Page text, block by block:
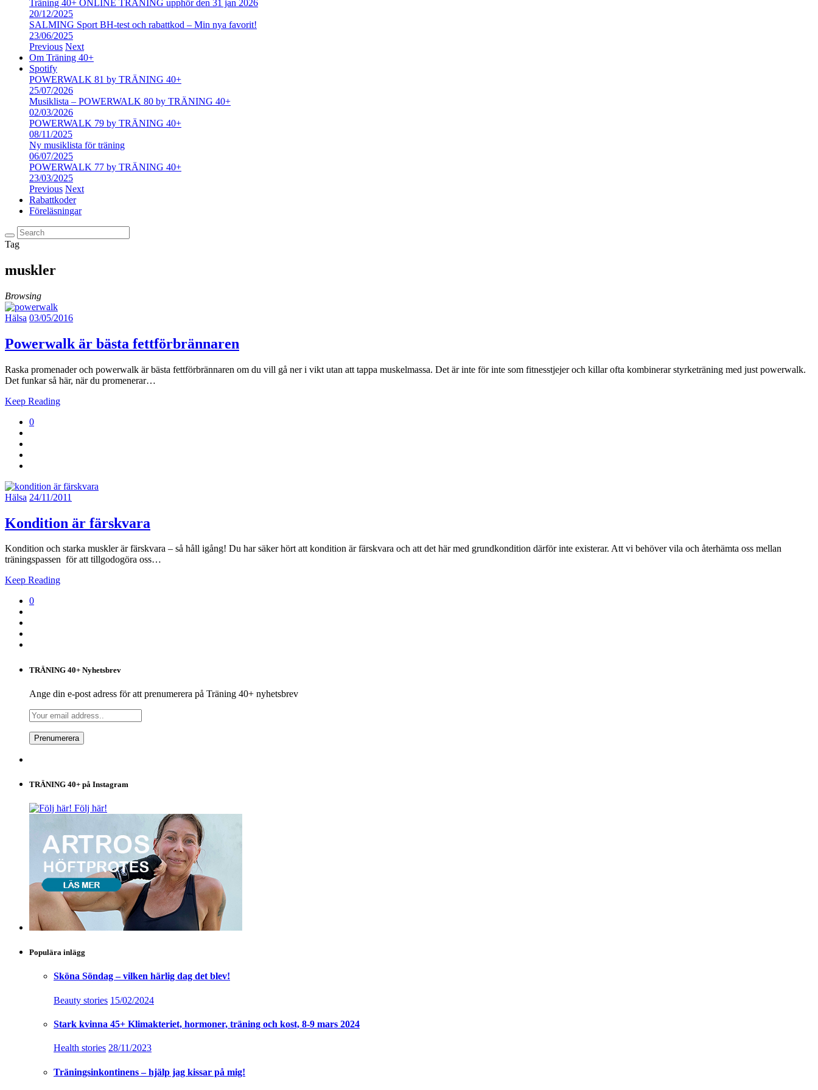
Träning 40+ ONLINE TRÄNING upphör den 31 jan 2026
20/12/2025
SALMING Sport BH-test och rabattkod – Min nya favorit!
23/06/2025
Previous Next
Om Träning 40+
Spotify
POWERWALK 81 by TRÄNING 40+
25/07/2026
Musiklista – POWERWALK 80 by TRÄNING 40+
02/03/2026
POWERWALK 79 by TRÄNING 40+
08/11/2025
Ny musiklista för träning
06/07/2025
POWERWALK 77 by TRÄNING 40+
23/03/2025
Previous Next
Rabattkoder
Föreläsningar
Tag
muskler
Browsing
Hälsa 03/05/2016
Powerwalk är bästa fettförbrännaren
Raska promenader och powerwalk är bästa fettförbrännaren om du vill gå ner i vikt utan att tappa muskelmassa. Det är inte för inte som fitnesstjejer och killar ofta kombinerar styrketräning med just powerwalk.
Det funkar så här, när du promenerar…
Keep Reading
0
Hälsa 24/11/2011
Kondition är färskvara
Kondition och starka muskler är färskvara – så håll igång! Du har säker hört att kondition är färskvara och att det här med grundkondition därför inte existerar. Att vi behöver vila och återhämta oss mellan
träningspassen för att tillgodogöra oss…
Keep Reading
0
TRÄNING 40+ Nyhetsbrev
Ange din e-post adress för att prenumerera på Träning 40+ nyhetsbrev
TRÄNING 40+ på Instagram
Följ här!
Populära inlägg
Sköna Söndag – vilken härlig dag det blev!
Beauty stories 15/02/2024
Stark kvinna 45+ Klimakteriet, hormoner, träning och kost, 8-9 mars 2024
Health stories 28/11/2023
Träningsinkontinens – hjälp jag kissar på mig!